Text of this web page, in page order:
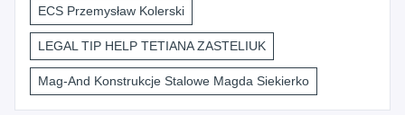
ECS Przemysław Kolerski
LEGAL TIP HELP TETIANA ZASTELIUK
Mag-And Konstrukcje Stalowe Magda Siekierko